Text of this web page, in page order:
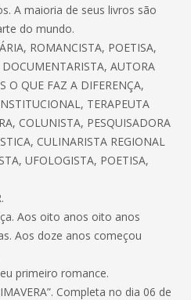
A maioria de seus livros são
do mundo.
ROMANCISTA, POETISA,
AUTORA
O QUE FAZ A DIFERENÇA,
TERAPEUTA
COLUNISTA, PESQUISADORA
CULINARISTA REGIONAL
UFOLOGISTA, POETISA,
Aos oito anos oito anos
Aos doze anos começou
primeiro romance.
Completa no dia 06 de